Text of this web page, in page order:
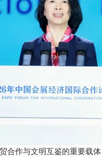
作与文明互鉴的重要载